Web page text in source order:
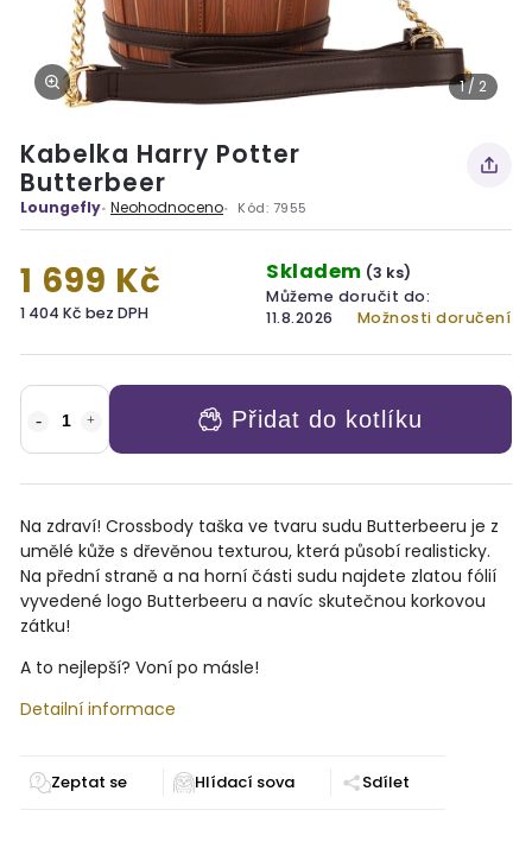
1 / 2
Kabelka Harry Potter
Butterbeer
Loungefly Neohodnoceno Kód: 7955
1 699 Kč
1 404 Kč bez DPH
Skladem (3 ks)
Můžeme doručit do:
11.8.2026
Možnosti doručení
Přidat do kotlíku
Na zdraví! Crossbody taška ve tvaru sudu Butterbeeru je z
umělé kůže s dřevěnou texturou, která působí realisticky.
Na přední straně a na horní části sudu najdete zlatou fólií
vyvedené logo Butterbeeru a navíc skutečnou korkovou
zátku!
A to nejlepší? Voní po másle!
Detailní informace
Zeptat se Sdílet